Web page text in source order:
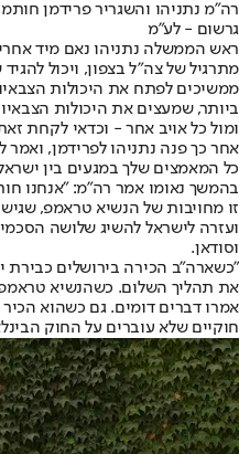
רה"מ נתניהו והשגריר פרידמן
גרשום - לע״מ
ראש הממשלה נתניהו נאם מיד אחרי
מתרגיל של צה"ל בצפון, ויכול
ממשיכים לפתח את היכולות
ביותר, שמעצים את היכולות
ומול כל אויב אחר - וכדאי לקחת
אחר כך פנה נתניהו לפרידמן,
כל המאמצים שלך במגעים בין
בהמשך נאומו אמר רה"מ: "אנחנו
זו מחויבות של הנשיא טראמפ,
ועזרה לישראל להשיג שלושה
וסודאן.
"כשארה"ב הכירה בירושלים כבירת
את תהליך השלום. כשהנשיא
אמרו דברים דומים. גם כשהוא
חוקיים שלא עוברים על החוק